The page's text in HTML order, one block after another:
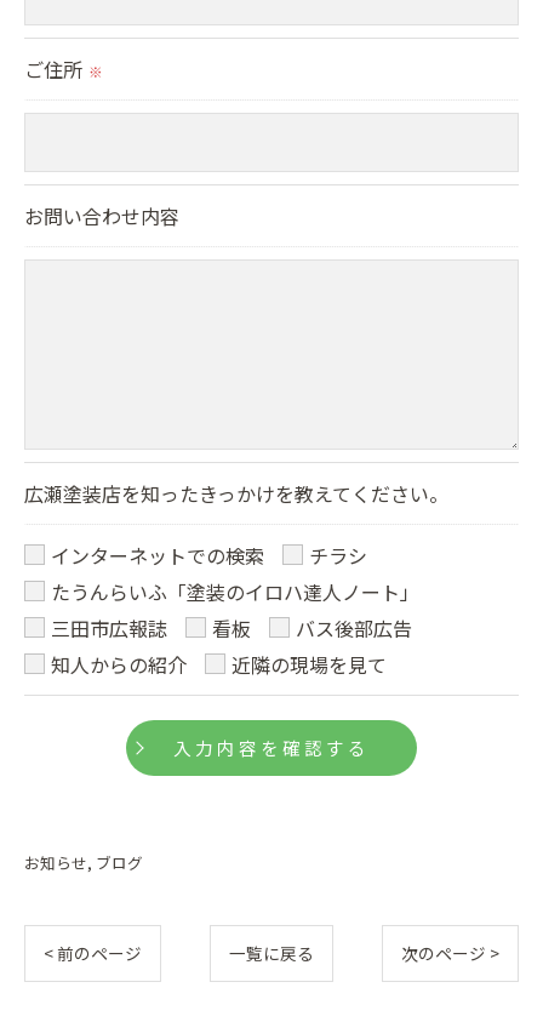
ご本人である事を確認のうえ、対応させて頂きま
す。
個人情報の開示･訂正･削除・利用停止の具体的手続
ご住所 ※
お問い合わせ内容
広瀬塗装店を知ったきっかけを教えてください。
インターネットでの検索
チラシ
たうんらいふ「塗装のイロハ達人ノート」
三田市広報誌
看板
バス後部広告
知人からの紹介
近隣の現場を見て
お知らせ ブログ
< 前のページ 一覧に戻る 次のページ >